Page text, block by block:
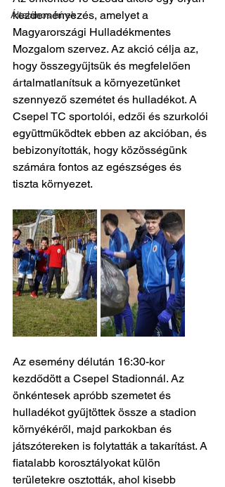
Általános hírek
kezdeményezés, amelyet a
Magyarországi Hulladékmentes
Mozgalom szervez. Az akció célja az,
hogy összegyűjtsük és megfelelően
ártalmatlanítsuk a környezetünket
szennyező szemétet és hulladékot. A
Csepel TC sportolói, edzői és szurkolói
együttműködtek ebben az akcióban, és
bebizonyították, hogy közösségünk
számára fontos az egészséges és
tiszta környezet.
Az esemény délután 16:30-kor
kezdődött a Csepel Stadionnál. Az
önkéntesek apróbb szemetet és
hulladékot gyűjtöttek össze a stadion
környékéről, majd parkokban és
játszótereken is folytatták a takarítást. A
fiatalabb korosztályokat külön
területekre osztották, ahol kisebb